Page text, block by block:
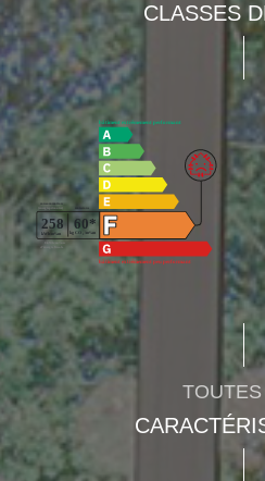
CLASSES